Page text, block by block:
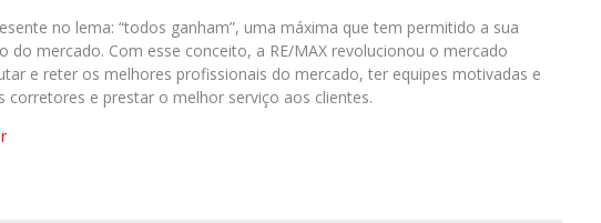
no lema: “todos ganham”, uma máxima que tem permitido a sua
do mercado. Com esse conceito, a RE/MAX revolucionou o mercado
e reter os melhores profissionais do mercado, ter equipes motivadas e
corretores e prestar o melhor serviço aos clientes.